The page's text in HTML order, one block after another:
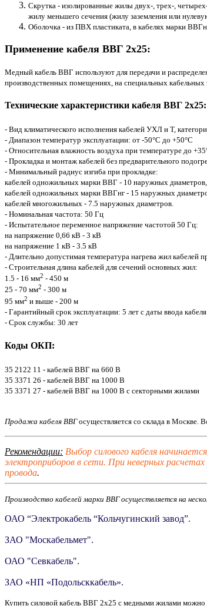
Скрутка - изолированные жилы двух-, трех-,
жилу меньшего сечения (жилу заземления или
Оболочка - из ПВХ пластиката, в кабелях марки
Применение кабеля ВВГ 2х25:
Медный кабель ВВГ используют для передачи и
производственных помещениях, на специальных
Технические характеристики кабеля ВВГ 2х25:
- Вид климатического исполнения кабелей УХЛ и Т,
- Диапазон температур эксплуатации: от -50°С до +50°С
- Относительная влажность воздуха при температуре до
- Прокладка и монтаж кабелей без предварительного
- Минимальный радиус изгиба при прокладке:
кабелей одножильных марки ВВГ - 10 наружных диаметров,
кабелей одножильных марки ВВГнг - 15 наружных
кабелей многожильных - 7.5 наружных диаметров.
- Номинальная частота: 50 Гц
- Испытательное переменное напряжение частотой 50 Гц:
на напряжение 0,66 кВ - 3 кВ
на напряжение 1 кВ - 3.5 кВ
- Длительно допустимая температура нагрева жил кабелей
- Строительная длина кабелей для сечений основных жил:
1.5 - 16 мм2 - 450 м
25 - 70 мм2 - 300 м
95 мм2 и выше - 200 м
- Гарантийный срок эксплуатации: 5 лет с даты ввода
- Срок службы: 30 лет
Коды ОКП:
35 2122 11 - кабелей ВВГ на 660 В
35 3371 26 - кабелей ВВГ на 1000 В
35 3371 27 - кабелей ВВГ на 1000 В с секторными жилами
Продажа кабеля ВВГосуществляется со склада в Москве.
Рекомендации: Выбор силового кабеля
электроприборов в сети. При неверных
провода.
Производство кабелей марки ВВГ осуществляется на
ОАО “Электрокабель “Кольчугинский завод”.
ЗАО "Москабельмет".
ОАО "Севкабель".
ЗАО «НП «Подольсккабель».
Купить силовой кабель ВВГ 2х25 с медными жилами можно